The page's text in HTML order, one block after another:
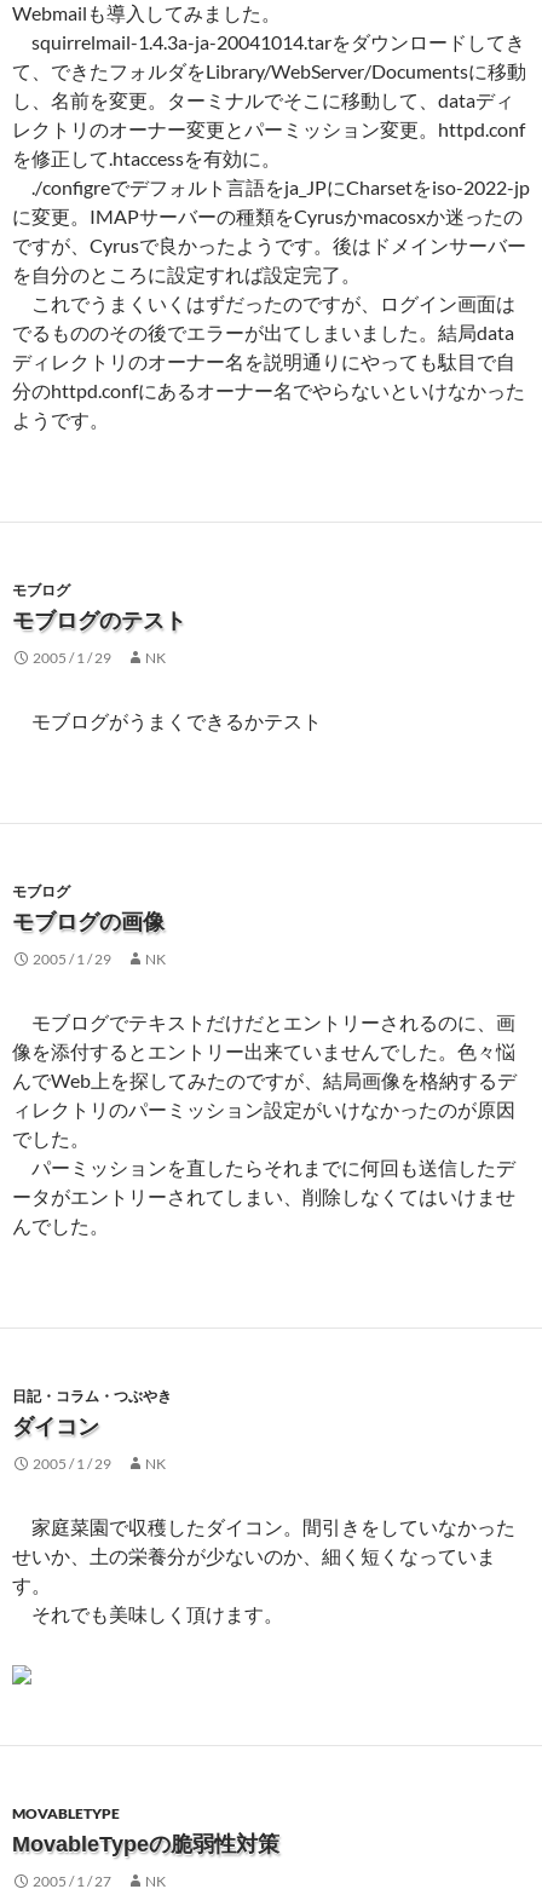
Webmailも導入してみました。
squirrelmail-1.4.3a-ja-20041014.tarをダウンロードしてき
て、できたフォルダをLibrary/WebServer/Documentsに移動
し、名前を変更。ターミナルでそこに移動して、dataディ
レクトリのオーナー変更とパーミッション変更。httpd.conf
を修正して.htaccessを有効に。
./configreでデフォルト言語をja_JPにCharsetをiso-2022-jp
に変更。IMAPサーバーの種類をCyrusかmacosxか迷ったの
ですが、Cyrusで良かったようです。後はドメインサーバー
を自分のところに設定すれば設定完了。
これでうまくいくはずだったのですが、ログイン画面は
でるもののその後でエラーが出てしまいました。結局data
ディレクトリのオーナー名を説明通りにやっても駄目で自
分のhttpd.confにあるオーナー名でやらないといけなかった
ようです。
モブログ
モブログのテスト
2005 / 1 / 29 NK
モブログがうまくできるかテスト
モブログ
モブログの画像
2005 / 1 / 29 NK
モブログでテキストだけだとエントリーされるのに、画
像を添付するとエントリー出来ていませんでした。色々悩
んでWeb上を探してみたのですが、結局画像を格納するデ
ィレクトリのパーミッション設定がいけなかったのが原因
でした。
パーミッションを直したらそれまでに何回も送信したデ
ータがエントリーされてしまい、削除しなくてはいけませ
んでした。
日記・コラム・つぶやき
ダイコン
2005 / 1 / 29 NK
家庭菜園で収穫したダイコン。間引きをしていなかった
せいか、土の栄養分が少ないのか、細く短くなっていま
す。
それでも美味しく頂けます。
MOVABLETYPE
MovableTypeの脆弱性対策
2005 / 1 / 27 NK